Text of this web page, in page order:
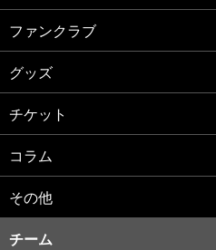
ファンクラブ
グッズ
チケット
コラム
その他
チーム